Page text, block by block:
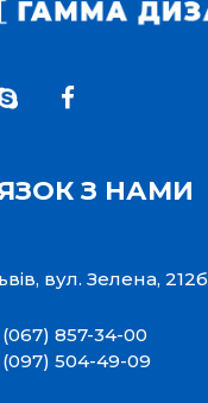
З НАМИ
вул. Зелена, 212б
(067) 857-34-00
(097) 504-49-09